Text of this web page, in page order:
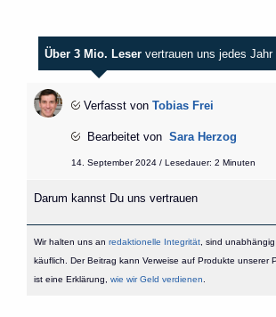
Über 3 Mio. Leser vertrauen uns jedes Jahr
Verfasst von Tobias Frei
Bearbeitet von Sara Herzog
14. September 2024 / Lesedauer: 2 Minuten
Darum kannst Du uns vertrauen
Wir halten uns an redaktionelle Integrität, sind
käuflich. Der Beitrag kann Verweise auf Produkte unserer
ist eine Erklärung, wie wir Geld verdienen